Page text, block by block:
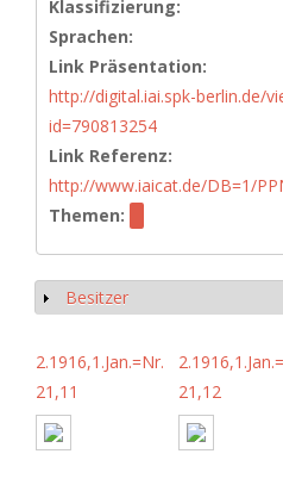
Klassifizierung:
Sprachen:
Link Präsentation:
http://digital.iai.spk-berlin.de/
id=790813254
Link Referenz:
http://www.iaicat.de/DB=1/
Themen:
Anzeigen
Besitzer
2.1916,1.Jan.=Nr.
21,11
21,12